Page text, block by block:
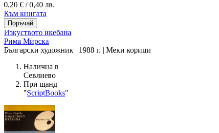
0,20 € / 0,40 лв.
Към книгата
Изкуството икебана
Рима Мирска
Български художник | 1988 г. | Меки корици
Налична в
Севлиево
При щанд
"ScriptBooks"